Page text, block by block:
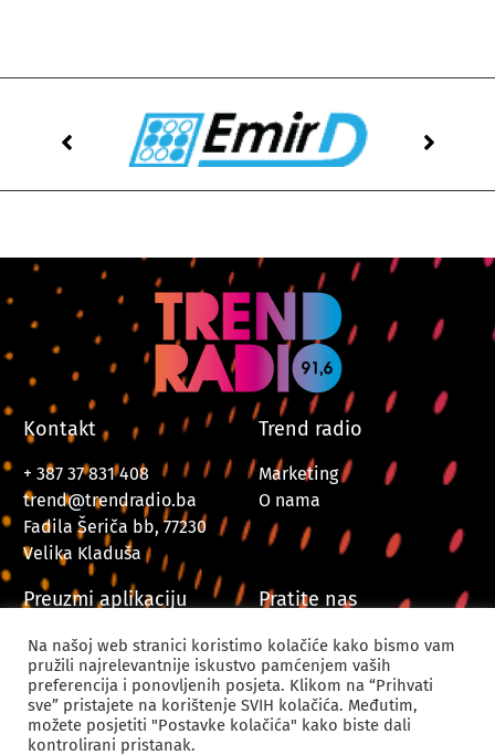
Kontakt
+ 387 37 831 408
trend@trendradio.ba
Fadila Šeriča bb, 77230
Velika Kladuša
Trend radio
Marketing
O nama
Preuzmi aplikaciju Pratite nas
Na našoj web stranici koristimo kolačiće kako bismo vam
pružili najrelevantnije iskustvo pamćenjem vaših
preferencija i ponovljenih posjeta. Klikom na “Prihvati
sve” pristajete na korištenje SVIH kolačića. Međutim,
možete posjetiti "Postavke kolačića" kako biste dali
kontrolirani pristanak.